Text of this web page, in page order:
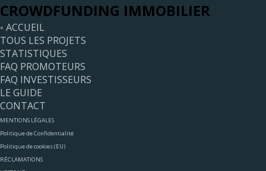
CROWDFUNDING IMMOBILIER
◦ ACCUEIL
TOUS LES PROJETS
STATISTIQUES
FAQ PROMOTEURS
FAQ INVESTISSEURS
LE GUIDE
CONTACT
MENTIONS LÉGALES
Politique de Confidentialité
Politique de cookies (EU)
RÉCLAMATIONS